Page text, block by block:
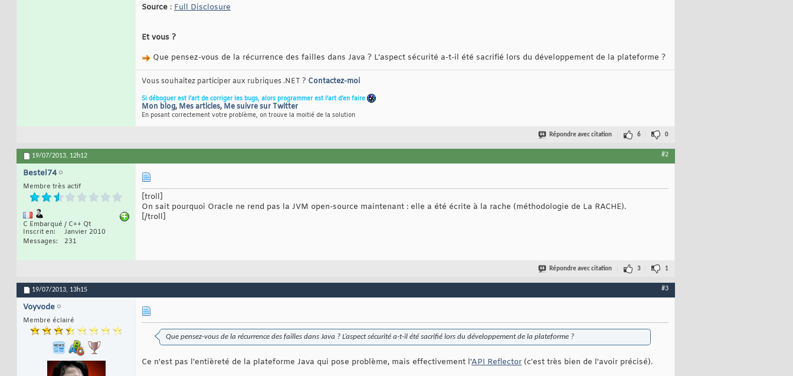
Source : Full Disclosure
Et vous ?
Que pensez-vous de la récurrence des failles dans Java ? L’aspect sécurité a-t-il été sacrifié lors du développement de la plateforme ?
Vous souhaitez participer aux rubriques .NET ? Contactez-moi
Si déboguer est l’art de corriger les bugs, alors programmer est l’art d’en faire
Mon blog, Mes articles, Me suivre sur Twitter
En posant correctement votre problème, on trouve la moitié de la solution
Répondre avec citation 6 0
19/07/2013, 12h12 #2
Bestel74
Membre très actif
C Embarqué / C++ Qt
Inscrit en
Janvier 2010
Messages
231
[troll]
On sait pourquoi Oracle ne rend pas la JVM open-source maintenant : elle a été écrite à la rache (méthodologie de La RACHE).
[/troll]
Répondre avec citation 3 1
19/07/2013, 13h15 #3
Voyvode
Membre éclairé
Que pensez-vous de la récurrence des failles dans Java ? L’aspect sécurité a-t-il été sacrifié lors du développement de la plateforme ?
Ce n'est pas l'entièreté de la plateforme Java qui pose problème, mais effectivement l'API Reflector (c'est très bien de l'avoir précisé).